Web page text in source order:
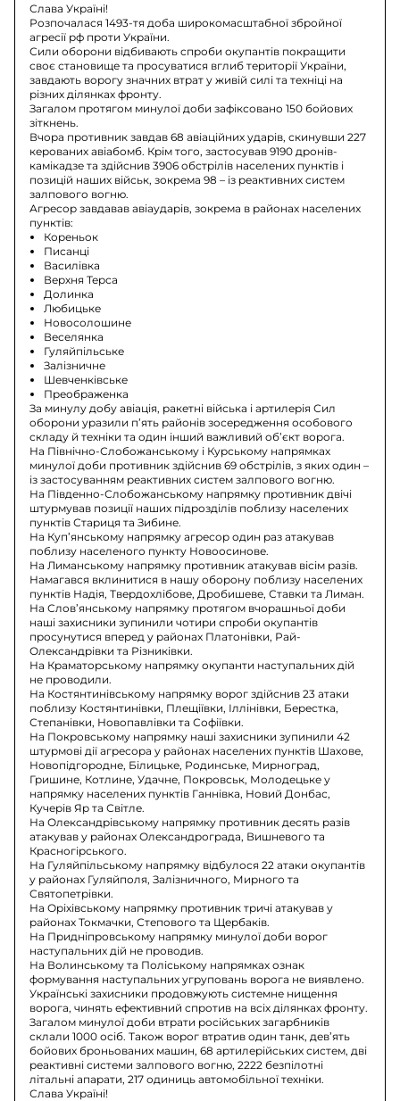
Слава Україні!
Розпочалася 1493-тя доба широкомасштабної збройної
агресії рф проти України.
Сили оборони відбивають спроби окупантів покращити
своє становище та просуватися вглиб території України,
завдають ворогу значних втрат у живій силі та техніці на
різних ділянках фронту.
Загалом протягом минулої доби зафіксовано 150 бойових
зіткнень.
Вчора противник завдав 68 авіаційних ударів, скинувши 227
керованих авіабомб. Крім того, застосував 9190 дронів-
камікадзе та здійснив 3906 обстрілів населених пунктів і
позицій наших військ, зокрема 98 – із реактивних систем
залпового вогню.
Агресор завдавав авіаударів, зокрема в районах населених
пунктів:
Кореньок
Писанці
Василівка
Верхня Терса
Долинка
Любицьке
Новосолошине
Веселянка
Гуляйпільське
Залізничне
Шевченківське
Преображенка
За минулу добу авіація, ракетні війська і артилерія Сил
оборони уразили п’ять районів зосередження особового
складу й техніки та один інший важливий об’єкт ворога.
На Північно-Слобожанському і Курському напрямках
минулої доби противник здійснив 69 обстрілів, з яких один –
із застосуванням реактивних систем залпового вогню.
На Південно-Слобожанському напрямку противник двічі
штурмував позиції наших підрозділів поблизу населених
пунктів Стариця та Зибине.
На Куп’янському напрямку агресор один раз атакував
поблизу населеного пункту Новоосинове.
На Лиманському напрямку противник атакував вісім разів.
Намагався вклинитися в нашу оборону поблизу населених
пунктів Надія, Твердохлібове, Дробишеве, Ставки та Лиман.
На Слов’янському напрямку протягом вчорашньої доби
наші захисники зупинили чотири спроби окупантів
просунутися вперед у районах Платонівки, Рай-
Олександрівки та Різниківки.
На Краматорському напрямку окупанти наступальних дій
не проводили.
На Костянтинівському напрямку ворог здійснив 23 атаки
поблизу Костянтинівки, Плещіївки, Іллінівки, Берестка,
Степанівки, Новопавлівки та Софіївки.
На Покровському напрямку наші захисники зупинили 42
штурмові дії агресора у районах населених пунктів Шахове,
Новопідгородне, Білицьке, Родинське, Мирноград,
Гришине, Котлине, Удачне, Покровськ, Молодецьке у
напрямку населених пунктів Ганнівка, Новий Донбас,
Кучерів Яр та Світле.
На Олександрівському напрямку противник десять разів
атакував у районах Олександрограда, Вишневого та
Красногірського.
На Гуляйпільському напрямку відбулося 22 атаки окупантів
у районах Гуляйполя, Залізничного, Мирного та
Святопетрівки.
На Оріхівському напрямку противник тричі атакував у
районах Токмачки, Степового та Щербаків.
На Придніпровському напрямку минулої доби ворог
наступальних дій не проводив.
На Волинському та Поліському напрямках ознак
формування наступальних угруповань ворога не виявлено.
Українські захисники продовжують системне нищення
ворога, чинять ефективний спротив на всіх ділянках фронту.
Загалом минулої доби втрати російських загарбників
склали 1000 осіб. Також ворог втратив один танк, дев’ять
бойових броньованих машин, 68 артилерійських систем, дві
реактивні системи залпового вогню, 2222 безпілотні
літальні апарати, 217 одиниць автомобільної техніки.
Слава Україні!